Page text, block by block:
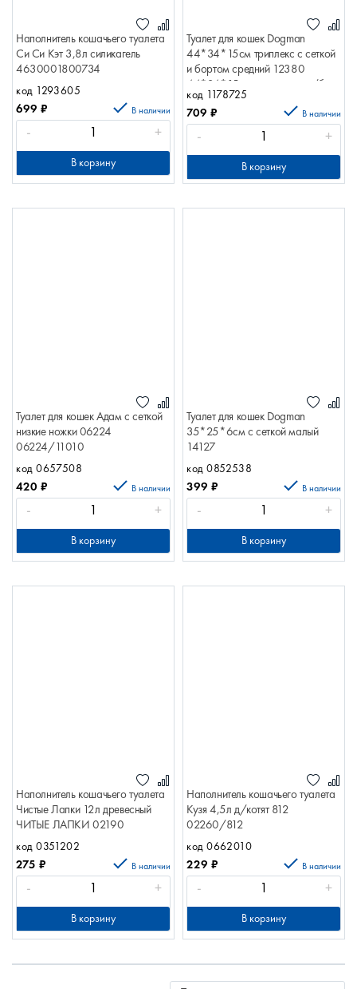
Наполнитель кошачьего туалета
Си Си Кэт 3,8л силикагель
4630001800734
код 1293605
699 ₽ В наличии
- +
В корзину
Туалет для кошек Dogman
44*34*15см триплекс с сеткой
и бортом средний 12380
44*34*15см триплекс сет/борт
ср 55251
код 1178725
709 ₽ В наличии
- +
В корзину
Туалет для кошек Адам с сеткой
низкие ножки 06224
06224/11010
код 0657508
420 ₽ В наличии
- +
В корзину
Туалет для кошек Dogman
35*25*6см с сеткой малый
14127
код 0852538
399 ₽ В наличии
- +
В корзину
Наполнитель кошачьего туалета
Чистые Лапки 12л древесный
ЧИТЫЕ ЛАПКИ 02190
код 0351202
275 ₽ В наличии
- +
В корзину
Наполнитель кошачьего туалета
Кузя 4,5л д/котят 812
02260/812
код 0662010
229 ₽ В наличии
- +
В корзину